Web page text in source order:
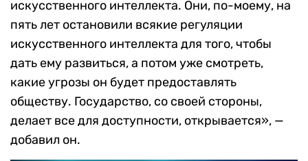
искусственного интеллекта. Они, по-моему, на
пять лет остановили всякие регуляции
искусственного интеллекта для того, чтобы
дать ему развиться, а потом уже смотреть,
какие угрозы он будет предоставлять
обществу. Государство, со своей стороны,
делает все для доступности, открывается», —
добавил он.